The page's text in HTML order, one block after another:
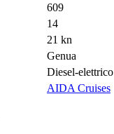
609
14
21 kn
Genua
Diesel-elettrico
AIDA Cruises